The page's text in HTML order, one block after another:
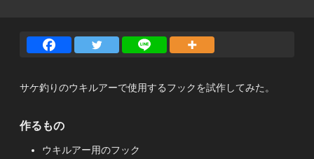
サケ釣りのウキルアーで使用するフックを試作してみた。
作るもの
ウキルアー用のフック